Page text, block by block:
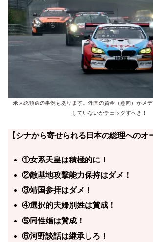
米大統領選の事例もあります。外国の資金（意向）がメ
していないかチェックすべき！
【シナから寄せられる日本の総理へのオ
①女系天皇は積極的に！
②敵基地攻撃能力保持はダメ！
③靖国参拝はダメ！
④選択的夫婦別姓は賛成！
⑤同性婚は賛成！
⑥河野談話は継承しろ！